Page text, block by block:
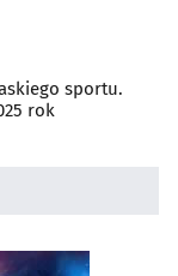
sportu.
rok